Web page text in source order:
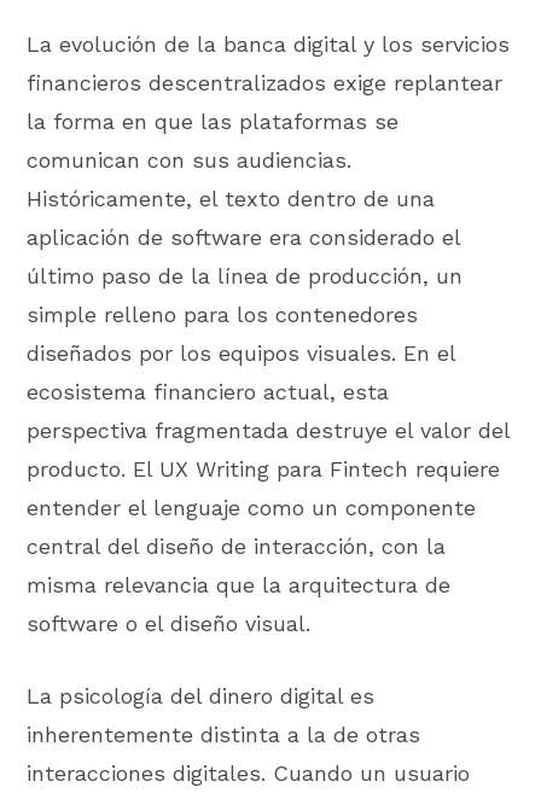
La evolución de la banca digital y los servicios
financieros descentralizados exige replantear
la forma en que las plataformas se
comunican con sus audiencias.
Históricamente, el texto dentro de una
aplicación de software era considerado el
último paso de la línea de producción, un
simple relleno para los contenedores
diseñados por los equipos visuales. En el
ecosistema financiero actual, esta
perspectiva fragmentada destruye el valor del
producto. El UX Writing para Fintech requiere
entender el lenguaje como un componente
central del diseño de interacción, con la
misma relevancia que la arquitectura de
software o el diseño visual.
La psicología del dinero digital es
inherentemente distinta a la de otras
interacciones digitales. Cuando un usuario